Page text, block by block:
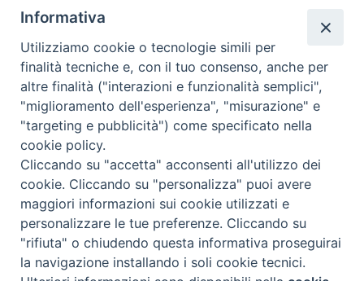
MODULISTICA
WEBMAIL
RENDICONTO 8X1000
PRIVACY E COOKIE POLICY
Informativa
Utilizziamo cookie o tecnologie simili per
finalità tecniche e, con il tuo consenso, anche per
altre finalità ("interazioni e funzionalità semplici",
"miglioramento dell'esperienza", "misurazione" e
"targeting e pubblicità") come specificato nella
cookie policy.
Cliccando su "accetta" acconsenti all'utilizzo dei
cookie. Cliccando su "personalizza" puoi avere
maggiori informazioni sui cookie utilizzati e
personalizzare le tue preferenze. Cliccando su
"rifiuta" o chiudendo questa informativa proseguirai
la navigazione installando i soli cookie tecnici.